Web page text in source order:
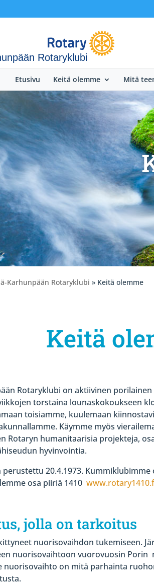
Rotaryklubi
Etusivu Keitä olemme Mitä
Karhunpään Rotaryklubi » Keitä olemme
Keitä
Rotaryklubi on aktiivinen
torstaina lounaskokoukseen
toisiamme, kuulemaan
Käymme myös
Rotaryn humanitaarisia projekteja,
hyvinvointia.
perustettu 20.4.1973.
osa piiriä 1410
jolla on tarkoitus
nuorisovaihdon tukemiseen.
nuorisovaihtoon vuorovuosin Porin
nuorisovaihto on mitä parhainta